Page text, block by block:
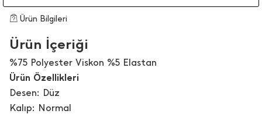
Ürün Bilgileri
Ürün İçeriği
%75 Polyester Viskon %5 Elastan
Ürün Özellikleri
Desen: Düz
Kalıp: Normal